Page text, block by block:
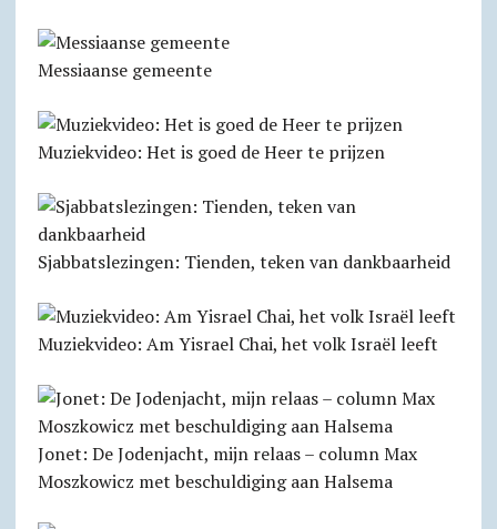
Messiaanse gemeente
Muziekvideo: Het is goed de Heer te prijzen
Sjabbats­lezingen: Tienden, teken van dankbaarheid
Muziekvideo: Am Yisrael Chai, het volk Israël leeft
Jonet: De Jodenjacht, mijn relaas – column Max
Moszkowicz met beschuldiging aan Halsema